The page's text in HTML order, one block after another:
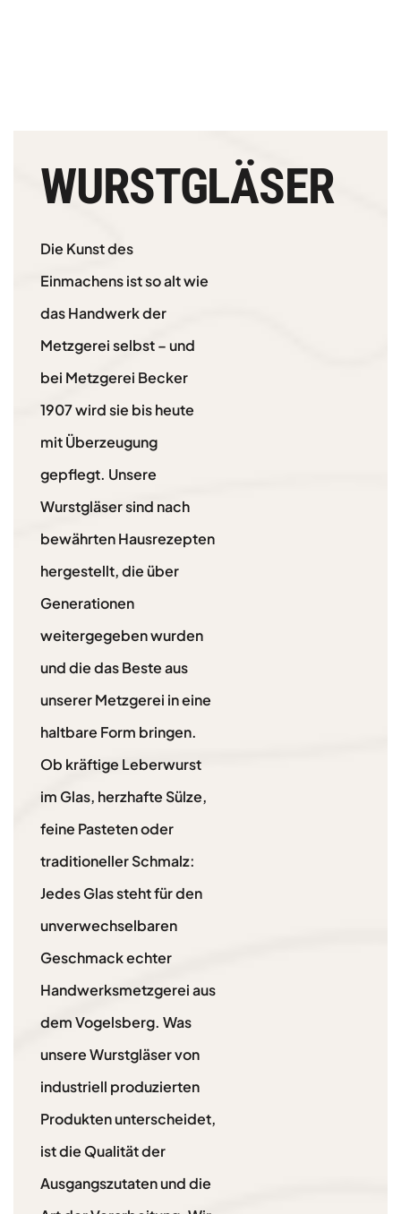
WURSTGLÄSER
Die Kunst des
Einmachens ist so alt wie
das Handwerk der
Metzgerei selbst – und
bei Metzgerei Becker
1907 wird sie bis heute
mit Überzeugung
gepflegt. Unsere
Wurstgläser sind nach
bewährten Hausrezepten
hergestellt, die über
Generationen
weitergegeben wurden
und die das Beste aus
unserer Metzgerei in eine
haltbare Form bringen.
Ob kräftige Leberwurst
im Glas, herzhafte Sülze,
feine Pasteten oder
traditioneller Schmalz:
Jedes Glas steht für den
unverwechselbaren
Geschmack echter
Handwerksmetzgerei aus
dem Vogelsberg. Was
unsere Wurstgläser von
industriell produzierten
Produkten unterscheidet,
ist die Qualität der
Ausgangszutaten und die